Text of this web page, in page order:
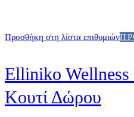
Προσθήκη στη λίστα επιθυμιών
Elliniko
Κουτί Δώρου